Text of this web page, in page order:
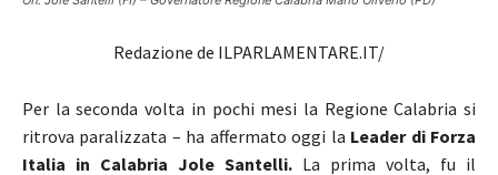
Redazione de ILPARLAMENTARE.IT/
Per la seconda volta in pochi mesi la Regione Calabria si
ritrova paralizzata – ha affermato oggi la Leader di Forza
Italia in Calabria Jole Santelli. La prima volta, fu il